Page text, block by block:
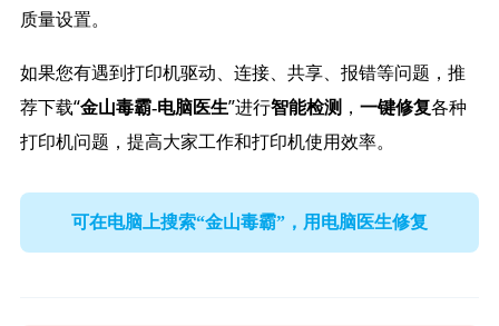
质量设置。
如果您有遇到打印机驱动、连接、共享、报错等问题，推
荐下载“金山毒霸-电脑医生”进行智能检测， 一键修复各种
打印机问题，提高大家工作和打印机使用效率。
可在电脑上搜索“金山毒霸”，用电脑医生修复